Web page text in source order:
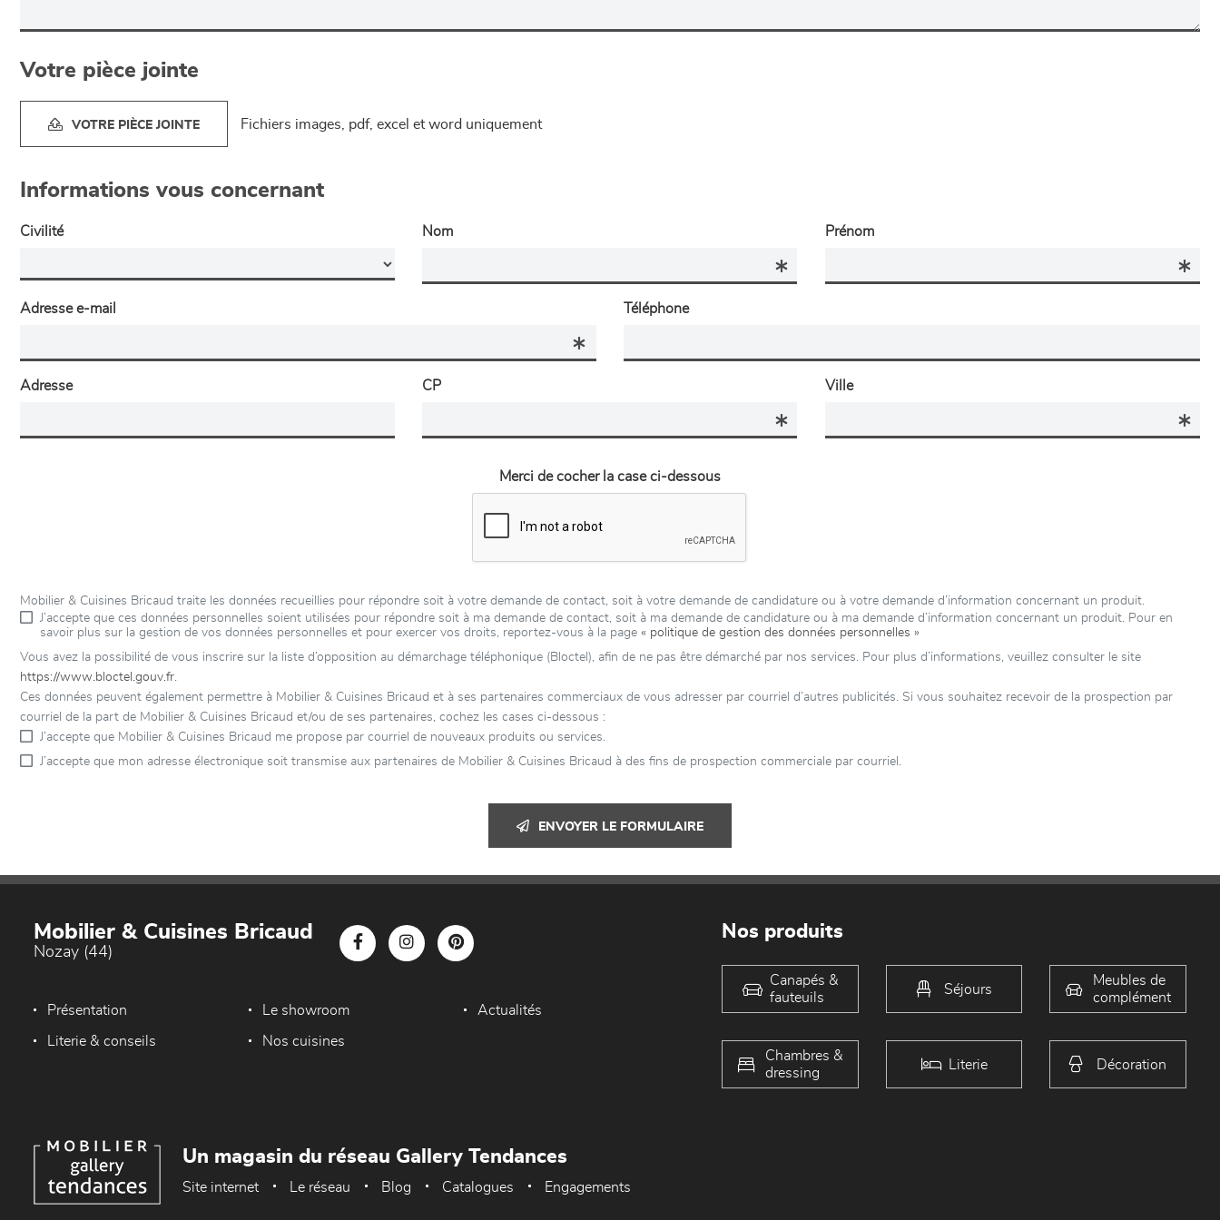
Votre pièce jointe
VOTRE PIÈCE JOINTE Fichiers images, pdf, excel et word uniquement
Informations vous concernant
Civilité Nom Prénom
Adresse e-mail Téléphone
Adresse CP Ville
Merci de cocher la case ci-dessous
Mobilier & Cuisines Bricaud traite les données recueillies pour répondre soit à votre demande de contact, soit à votre demande de candidature ou à votre demande d’information concernant un produit.
J’accepte que ces données personnelles soient utilisées pour répondre soit à ma demande de contact, soit à ma demande de candidature ou à ma demande d’information concernant un produit. Pour en
savoir plus sur la gestion de vos données personnelles et pour exercer vos droits, reportez-vous à la page « politique de gestion des données personnelles »
Vous avez la possibilité de vous inscrire sur la liste d’opposition au démarchage téléphonique (Bloctel), afin de ne pas être démarché par nos services. Pour plus d’informations, veuillez consulter le site
https://www.bloctel.gouv.fr.
Ces données peuvent également permettre à Mobilier & Cuisines Bricaud et à ses partenaires commerciaux de vous adresser par courriel d’autres publicités. Si vous souhaitez recevoir de la prospection par
courriel de la part de Mobilier & Cuisines Bricaud et/ou de ses partenaires, cochez les cases ci-dessous :
J’accepte que Mobilier & Cuisines Bricaud me propose par courriel de nouveaux produits ou services.
J’accepte que mon adresse électronique soit transmise aux partenaires de Mobilier & Cuisines Bricaud à des fins de prospection commerciale par courriel.
ENVOYER LE FORMULAIRE
Mobilier & Cuisines Bricaud
Nozay (44)
Présentation Le showroom Actualités
Literie & conseils Nos cuisines
Nos produits
Canapés &
fauteuils
Séjours
Meubles de
complément
Chambres &
dressing
Literie Décoration
Un magasin du réseau Gallery Tendances
Site internet Le réseau Blog Catalogues Engagements